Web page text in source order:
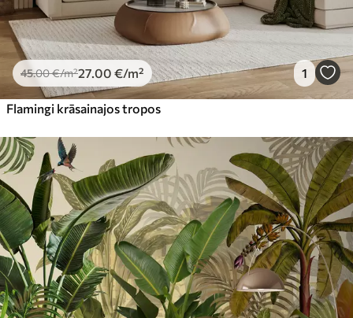
Peel and Stick
81.6548.99€/m²
45.00€/m²27 .00 €/m² 1
Flamingi krāsainajos tropos